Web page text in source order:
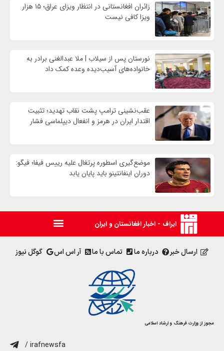
زائران افغانستانی در انتظار ویزای عراق؛ ۱۵ هزار
ویزا کافی نیست
نورستان پس از سیلاب | ملا عبدالغنی برادر به
خانواده‌های آسیب‌دیده وعده کمک داد
عقب‌نشینی ترامپ پشت نقاب تهدید؛ تثبیت
اقتدار ایران در هرمز و انفعال دیپلماسی فشار
موضع‌گیری اسطوره پرتغال علیه رییس فیفا؛ فیگو:
دوران اینفانتینو باید پایان یابد
ایراف - اخبار افغانستان و ایران
ارسال خبر درباره ما تماس با ما آر اس اس گوگل نیوز
مجوز از وزارت فرهنگ و ارشاد اسلامی
/ irafnewsfa